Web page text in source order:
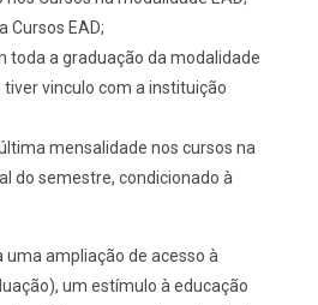
Cursos EAD;
toda a graduação da modalidade
vinculo com a instituição
mensalidade nos cursos na
do semestre, condicionado à
uma ampliação de acesso à
um estímulo à educação